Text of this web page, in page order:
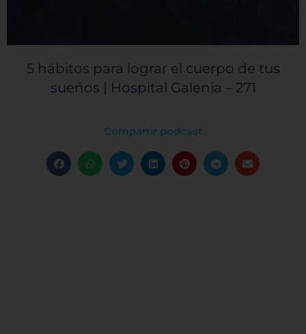
5 hábitos para lograr el cuerpo de tus
sueños | Hospital Galenia – 271
Compartir podcast